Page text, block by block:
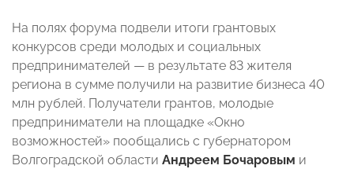
На полях форума подвели итоги грантовых
конкурсов среди молодых и социальных
предпринимателей — в результате 83 жителя
региона в сумме получили на развитие бизнеса 40
млн рублей. Получатели грантов, молодые
предприниматели на площадке «Окно
возможностей» пообщались с губернатором
Волгоградской области Андреем Бочаровым и